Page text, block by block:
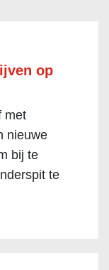
op
met
nieuwe
bij te
te